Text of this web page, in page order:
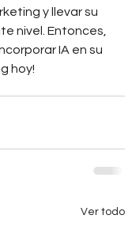
y llevar su
nivel. Entonces,
IA en su
hoy!
Ver todo